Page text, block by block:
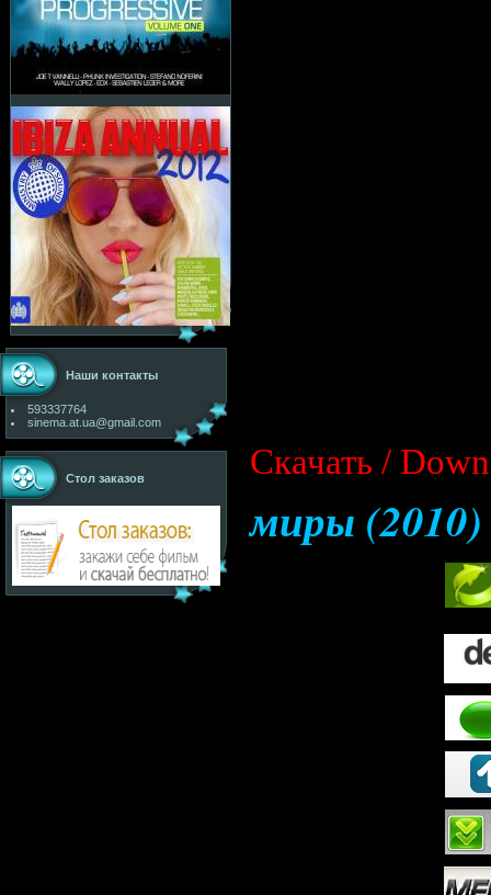
Наши контакты
593337764
sinema.at.ua@gmail.com
Стол заказов Скачать /
миры